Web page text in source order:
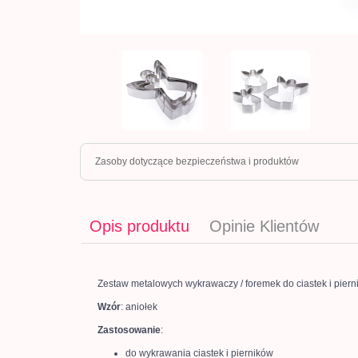
Zasoby dotyczące bezpieczeństwa i produktów
Opis produktu Opinie Klientów
Zestaw metalowych wykrawaczy / foremek do ciastek i
Wzór: aniołek
Zastosowanie:
do wykrawania ciastek i pierników